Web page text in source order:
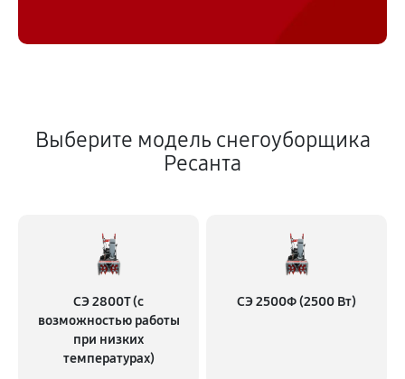
Выберите модель снегоуборщика
Ресанта
СЭ 2800Т (с
возможностью работы
при низких
температурах)
СЭ 2500Ф (2500 Вт)